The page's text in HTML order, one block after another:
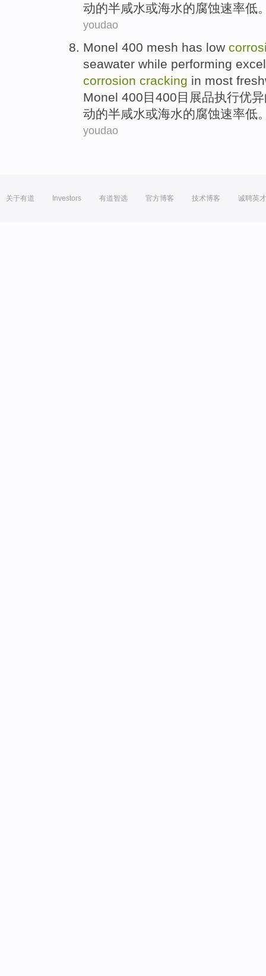
动的半咸水或海水的腐蚀速率低
youdao
Monel 400 mesh has low
seawater while performing
corrosion cracking in most
Monel 400目400目展品执行优
动的半咸水或海水的腐蚀速率低
youdao
关于有道 Investors 有道智选 官方博客 技术博客 诚聘英才